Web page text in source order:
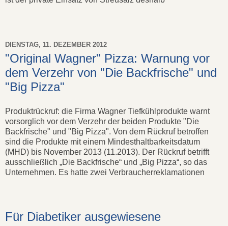
DIENSTAG, 11. DEZEMBER 2012
"Original Wagner" Pizza: Warnung vor
dem Verzehr von "Die Backfrische" und
"Big Pizza"
Produktrückruf: die Firma Wagner Tiefkühlprodukte warnt
vorsorglich vor dem Verzehr der beiden Produkte "Die
Backfrische" und "Big Pizza". Von dem Rückruf betroffen
sind die Produkte mit einem Mindesthaltbarkeitsdatum
(MHD) bis November 2013 (11.2013). Der Rückruf betrifft
ausschließlich „Die Backfrische“ und „Big Pizza“, so das
Unternehmen. Es hatte zwei Verbraucherreklamationen
Für Diabetiker ausgewiesene